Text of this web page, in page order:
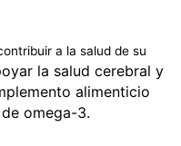
a la salud de su
la salud cerebral y
alimenticio
omega-3.